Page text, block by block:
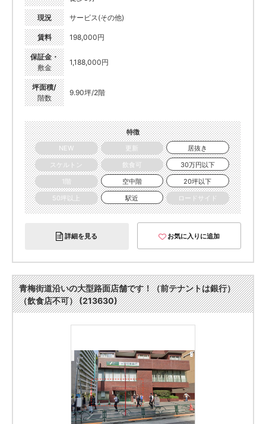
現況 サービス(その他)
賃料 198,000円
保証金・
敷金
1,188,000円
坪面積/
階数
9.90坪/2階
特徴
NEW
更新
居抜き
スケルトン
飲食可
30万円以下
1階
空中階
20坪以下
50坪以上
駅近 ロードサイド
詳細を見る お気に入りに追加
青梅街道沿いの大型路面店舗です！（前テナントは銀行）
（飲食店不可） (213630)